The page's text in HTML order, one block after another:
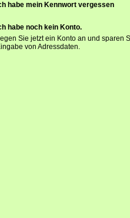
habe mein Kennwort vergessen
habe noch kein Konto.
Sie jetzt ein Konto an und sparen
von Adressdaten.